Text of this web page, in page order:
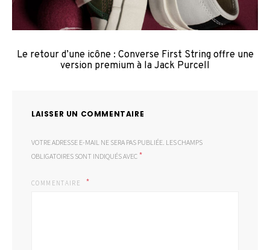
Le retour d’une icône : Converse First String offre une
version premium à la Jack Purcell
LAISSER UN COMMENTAIRE
VOTRE ADRESSE E-MAIL NE SERA PAS PUBLIÉE. LES CHAMPS
OBLIGATOIRES SONT INDIQUÉS AVEC *
COMMENTAIRE